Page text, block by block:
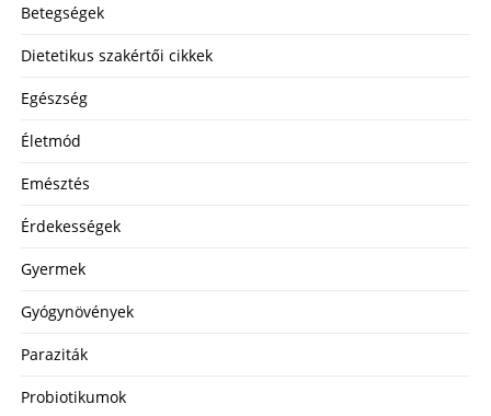
Betegségek
Dietetikus szakértői cikkek
Egészség
Életmód
Emésztés
Érdekességek
Gyermek
Gyógynövények
Paraziták
Probiotikumok